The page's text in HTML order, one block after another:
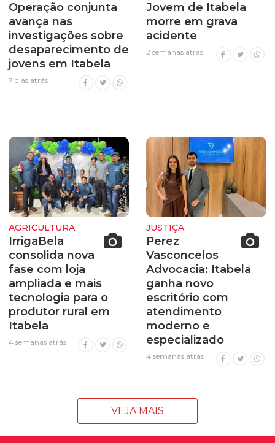
Operação conjunta
avança nas
investigações sobre
desaparecimento de
jovens em Itabela
7 dias atrás
Jovem de Itabela
morre em grava
acidente
2 semanas atrás
AGRICULTURA
IrrigaBela
consolida nova
fase com loja
ampliada e mais
tecnologia para o
produtor rural em
Itabela
4 semanas atrás
JUSTIÇA
Perez
Vasconcelos
Advocacia: Itabela
ganha novo
escritório com
atendimento
moderno e
especializado
4 semanas atrás
VEJA MAIS